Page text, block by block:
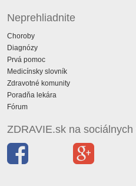
Neprehliadnite
Choroby
Diagnózy
Prvá pomoc
Medicínsky slovník
Zdravotné komunity
Poradňa lekára
Fórum
ZDRAVIE.sk na